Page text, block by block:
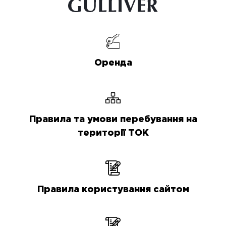
Оренда
Правила та умови перебування на
території ТОК
Правила користування сайтом